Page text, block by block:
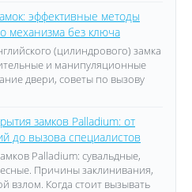
эффективные методы
механизма без ключа
(цилиндрового) замка
и манипуляционные
двери, советы по вызову
замков Palladium: от
до вызова специалистов
Palladium: сувальдные,
Причины заклинивания,
взлом. Когда стоит вызывать